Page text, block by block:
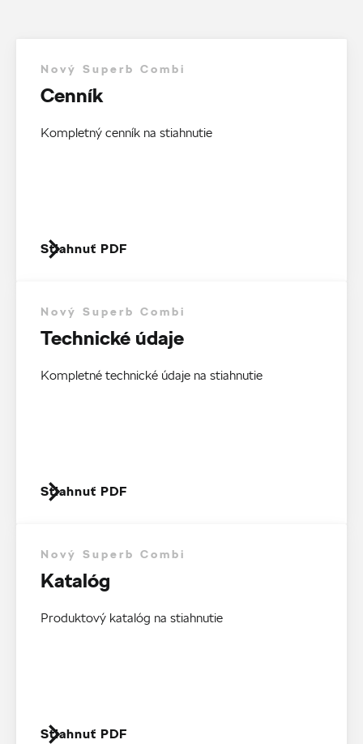
Nový Superb Combi
Cenník
Kompletný cenník na stiahnutie
Stiahnuť PDF
Nový Superb Combi
Technické údaje
Kompletné technické údaje na stiahnutie
Stiahnuť PDF
Nový Superb Combi
Katalóg
Produktový katalóg na stiahnutie
Stiahnuť PDF